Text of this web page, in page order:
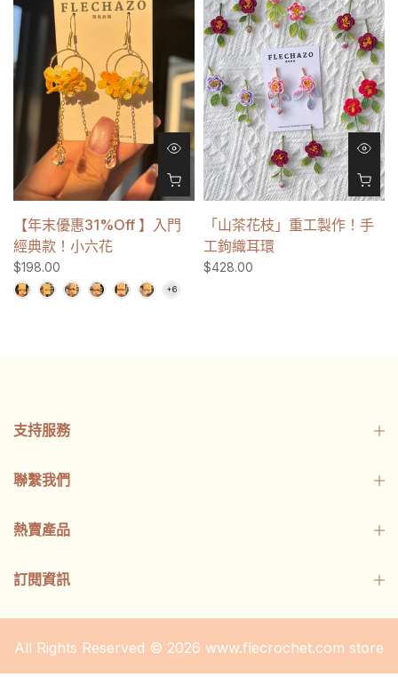
【年末優惠31%off 】入門
經典款！小六花
$198.00
「山茶花枝」重工製作！手
工鉤織耳環
$428.00
支持服務
聯繫我們
熱賣產品
訂閱資訊
All Rights Reserved © 2026 www.flecrochet.com store